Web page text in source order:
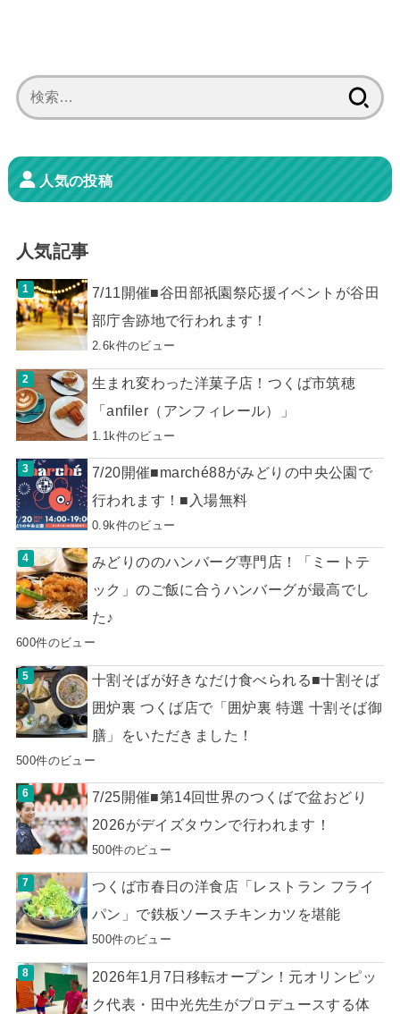
索:
人気の投稿
人気記事
7/11開催■谷田部祇園祭応援イベントが谷田
部庁舎跡地で行われます！
2.6k件のビュー
生まれ変わった洋菓子店！つくば市筑穂
「anfiler（アンフィレール）」
1.1k件のビュー
7/20開催■marché88がみどりの中央公園で
行われます！■入場無料
0.9k件のビュー
みどりののハンバーグ専門店！「ミートテ
ック」のご飯に合うハンバーグが最高でし
た♪
600件のビュー
十割そばが好きなだけ食べられる■十割そば
囲炉裏 つくば店で「囲炉裏 特選 十割そば御
膳」をいただきました！
500件のビュー
7/25開催■第14回世界のつくばで盆おどり
2026がデイズタウンで行われます！
500件のビュー
つくば市春日の洋食店「レストラン フライ
パン」で鉄板ソースチキンカツを堪能
500件のビュー
2026年1月7日移転オープン！元オリンピッ
ク代表・田中光先生がプロデュースする体